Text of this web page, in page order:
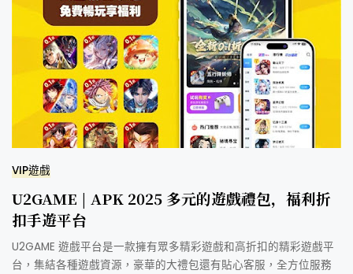
VIP遊戲
U2GAME | APK 2025 多元的遊戲禮包，福利折
扣手遊平台
U2GAME 遊戲平台是一款擁有眾多精彩遊戲和高折扣的精彩遊戲平
台，集結各種遊戲資源，豪華的大禮包還有貼心客服，全方位服務